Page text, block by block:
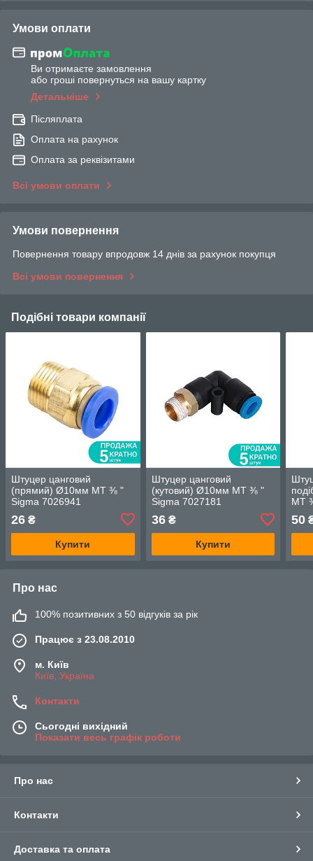
Умови оплати
Ви отримаєте замовлення
або гроші повернуться на вашу картку
Детальніше
Післяплата
Оплата на рахунок
Оплата за реквізитами
Всі умови оплати
Умови повернення
Повернення товару впродовж 14 днів за рахунок покупця
Всі умови повернення
Подібні товари компанії
Штуцер цанговий
(прямий) Ø10мм МТ ⅜ "
Sigma 7026941
26 ₴
Купити
Штуцер цанговий
(кутовий) Ø10мм МТ ⅜ "
Sigma 7027181
36₴
Купити
МТ
50
Про нас
100% позитивних з 50 відгуків за рік
Працює з 23.08.2010
м. Київ
Київ, Україна
Контакти
Сьогодні вихідний
Показати весь графік роботи
Про нас
Контакти
Доставка та оплата